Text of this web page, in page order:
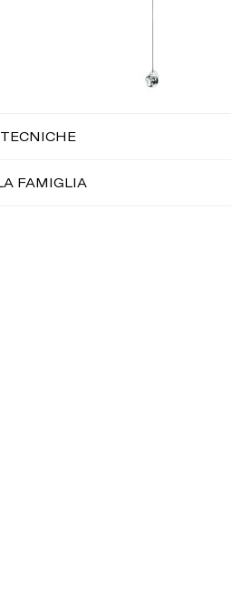
FAMIGLIA